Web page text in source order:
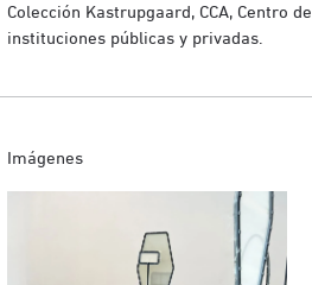
Colección Kastrupgaard, CCA, Centro
instituciones públicas y privadas.
Imágenes